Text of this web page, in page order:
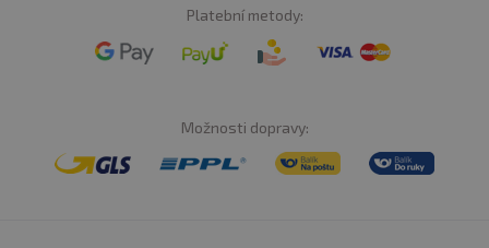
Platební metody:
Možnosti dopravy: